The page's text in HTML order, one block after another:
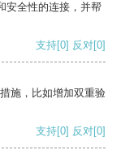
安全性的连接，并帮
支持[0] 反对[0]
施，比如增加双重验
支持[0] 反对[0]